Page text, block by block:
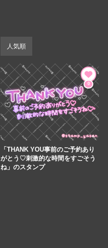
人気順
0
「THANK YOU事前のご予約あり
がとう♡刺激的な時間をすごそう
ね」のスタンプ